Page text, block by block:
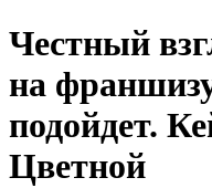
Честный
на
подойдет.
Цветной